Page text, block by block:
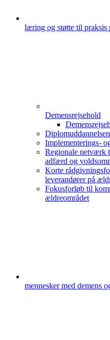
læring og støtte til praksis
Demensrejsehold
Implementerings-
Regionale netværk
adfærd og
Korte
leverandører på
Fokusforløb til
ældreområdet
mennesker med demens